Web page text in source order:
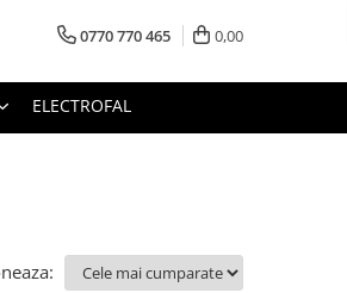
0770 770 465 0,00
ELECTROFAL